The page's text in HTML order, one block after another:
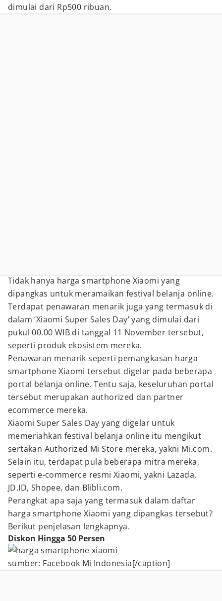
dimulai dari Rp500 ribuan.
Tidak hanya harga smartphone Xiaomi yang
dipangkas untuk meramaikan festival belanja online.
Terdapat penawaran menarik juga yang termasuk di
dalam ‘Xiaomi Super Sales Day’ yang dimulai dari
pukul 00.00 WIB di tanggal 11 November tersebut,
seperti produk ekosistem mereka.
Penawaran menarik seperti pemangkasan harga
smartphone Xiaomi tersebut digelar pada beberapa
portal belanja online. Tentu saja, keseluruhan portal
tersebut merupakan authorized dan partner
ecommerce mereka.
Xiaomi Super Sales Day yang digelar untuk
memeriahkan festival belanja online itu mengikut
sertakan Authorized Mi Store mereka, yakni Mi.com.
Selain itu, terdapat pula beberapa mitra mereka,
seperti e-commerce resmi Xiaomi, yakni Lazada,
JD.ID, Shopee, dan Blibli.com.
Perangkat apa saja yang termasuk dalam daftar
harga smartphone Xiaomi yang dipangkas tersebut?
Berikut penjelasan lengkapnya.
Diskon Hingga 50 Persen
sumber: Facebook Mi Indonesia[/caption]